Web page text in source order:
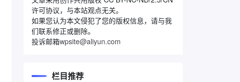
许可协议，与本站观点无关。
如果您认为本文侵犯了您的版权信息，请与我
们联系修正或删除。
投诉邮箱wpsite@aliyun.com
栏目推荐